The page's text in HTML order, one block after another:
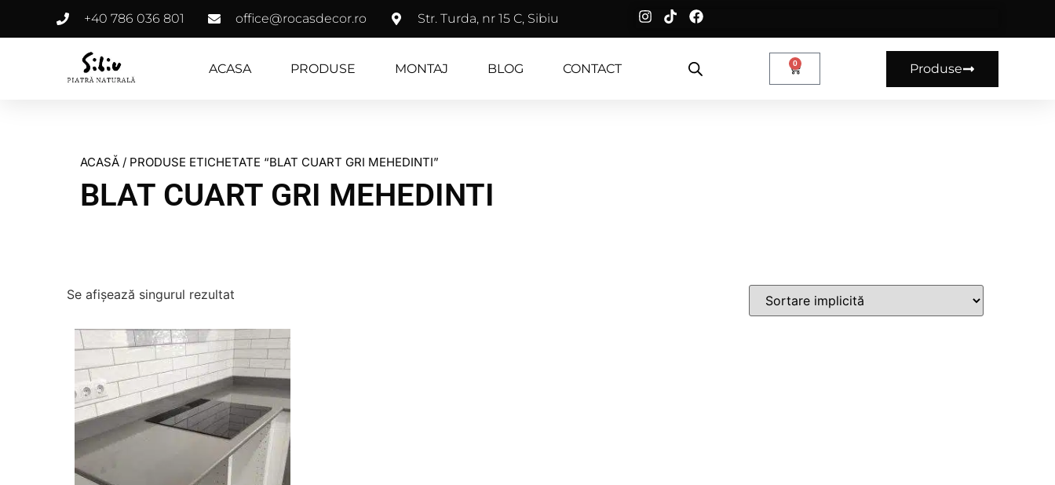
+40 786 036 801 office@rocasdecor.ro Str. Turda, nr 15 C, Sibiu
ACASA PRODUSE MONTAJ BLOG CONTACT 0 Produse
ACASĂ / PRODUSE ETICHETATE “BLAT CUART GRI MEHEDINTI”
BLAT CUART GRI MEHEDINTI
Se afișează singurul rezultat